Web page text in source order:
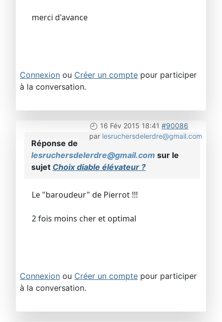
merci d'avance
Connexion ou Créer un compte pour participer
à la conversation.
16 Fév 2015 18:41 #90086
par lesruchersdelerdre@gmail.com
Réponse de
lesruchersdelerdre@gmail.com sur le
sujet Choix diable élévateur ?
Le "baroudeur" de Pierrot !!!
2 fois moins cher et optimal
Connexion ou Créer un compte pour participer
à la conversation.